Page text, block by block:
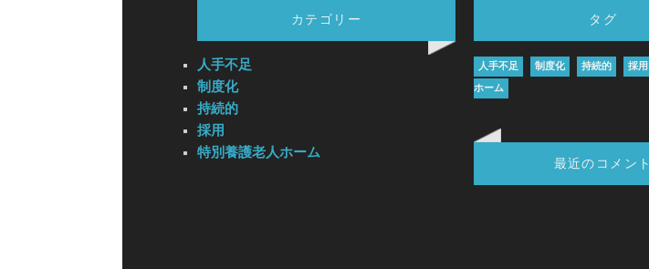
カテゴリー
人手不足
制度化
持続的
採用
特別養護老人ホーム
タグ
人手不足 制度化 持続的 採用
ホーム
最近のコメント